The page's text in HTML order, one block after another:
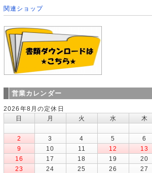
関連ショップ
営業カレンダー
2026年8月の定休日
日
月 火 水 木
2
3 4 5 6
9
10 11 12 13
16
17 18 19 20
23
24 25 26 27